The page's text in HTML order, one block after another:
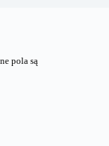
pola są